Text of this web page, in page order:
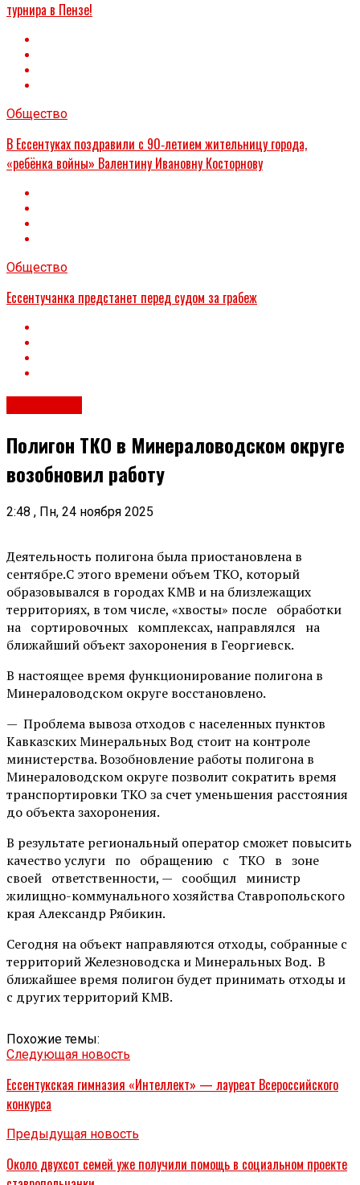
турнира в Пензе!
Общество
В Ессентуках поздравили с 90‑летием жительницу города,
«ребёнка войны» Валентину Ивановну Косторнову
Общество
Ессентучанка предстанет перед судом за грабеж
Полигон ТКО в Минераловодском округе
возобновил работу
2:48 , Пн, 24 ноября 2025
Деятельность полигона была приостановлена в
сентябре.С этого времени объем ТКО, который
образовывался в городах КМВ и на близлежащих
территориях, в том числе, «хвосты» после обработки
на сортировочных комплексах, направлялся на
ближайший объект захоронения в Георгиевск.
В настоящее время функционирование полигона в
Минераловодском округе восстановлено.
— Проблема вывоза отходов с населенных пунктов
Кавказских Минеральных Вод стоит на контроле
министерства. Возобновление работы полигона в
Минераловодском округе позволит сократить время
транспортировки ТКО за счет уменьшения расстояния
до объекта захоронения.
В результате региональный оператор сможет повысить
качество услуги по обращению с ТКО в зоне
своей ответственности, — сообщил министр
жилищно-коммунального хозяйства Ставропольского
края Александр Рябикин.
Сегодня на объект направляются отходы, собранные с
территорий Железноводска и Минеральных Вод. В
ближайшее время полигон будет принимать отходы и
с других территорий КМВ.
Похожие темы:
Следующая новость
Ессентукская гимназия «Интеллект» — лауреат Всероссийского
конкурса
Предыдущая новость
Около двухсот семей уже получили помощь в социальном проекте